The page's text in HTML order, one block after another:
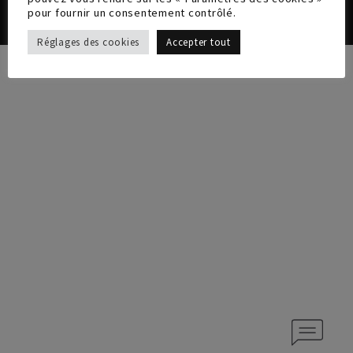
pour fournir un consentement contrôlé.
Réglages des cookies Accepter tout